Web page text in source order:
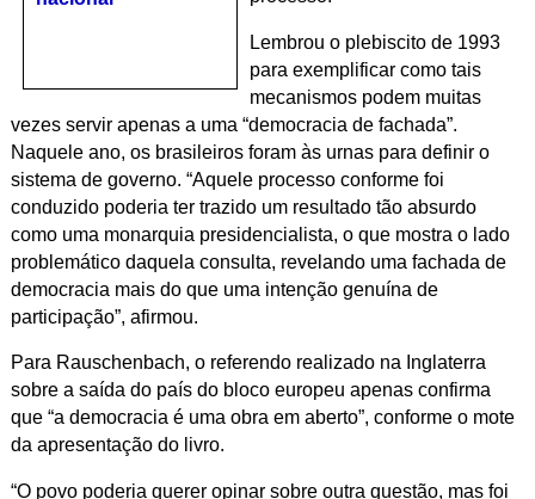
Lembrou o plebiscito de 1993
para exemplificar como tais
mecanismos podem muitas
vezes servir apenas a uma “democracia de fachada”.
Naquele ano, os brasileiros foram às urnas para definir o
sistema de governo. “Aquele processo conforme foi
conduzido poderia ter trazido um resultado tão absurdo
como uma monarquia presidencialista, o que mostra o lado
problemático daquela consulta, revelando uma fachada de
democracia mais do que uma intenção genuína de
participação”, afirmou.
Para Rauschenbach, o referendo realizado na Inglaterra
sobre a saída do país do bloco europeu apenas confirma
que “a democracia é uma obra em aberto”, conforme o mote
da apresentação do livro.
“O povo poderia querer opinar sobre outra questão, mas foi